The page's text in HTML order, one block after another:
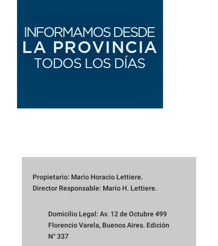
Propietario: Mario Horacio Lettiere.
Director Responsable: Mario H. Lettiere.
Domicilio Legal: Av. 12 de Octubre 499
Florencio Varela, Buenos Aires. Edición
N° 337